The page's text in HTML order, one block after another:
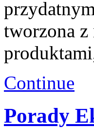
tworzona z
Continue
Porady